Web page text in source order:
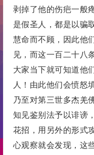
剥掉了他的伤疤一般
是假圣人，都是以骗
慧命而不顾，因此他
见，而这一百二十八
大家当下就可知道他
人！由此他们会愤怒
乃至对第三世多杰羌
知见鉴别法予以诽谤
花招，用另外的形式
心观察就会发现，这